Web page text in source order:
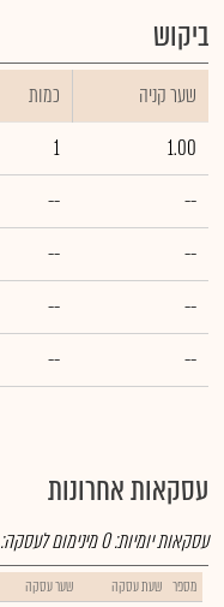
ביקוש
שער קניה כמות
1.00
1
--
--
--
--
--
--
--
--
עסקאות אחרונות
עסקאות יומיות:0מינימום לעסקה:
מספר שעת עסקה שער עסקה